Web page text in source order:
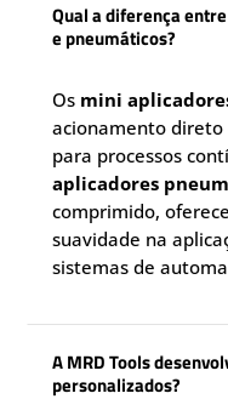
Qual a diferença
e pneumáticos?
Os mini
acionamento direto
para processos
aplicadores
comprimido,
suavidade na
sistemas de
A MRD Tools
personalizados?